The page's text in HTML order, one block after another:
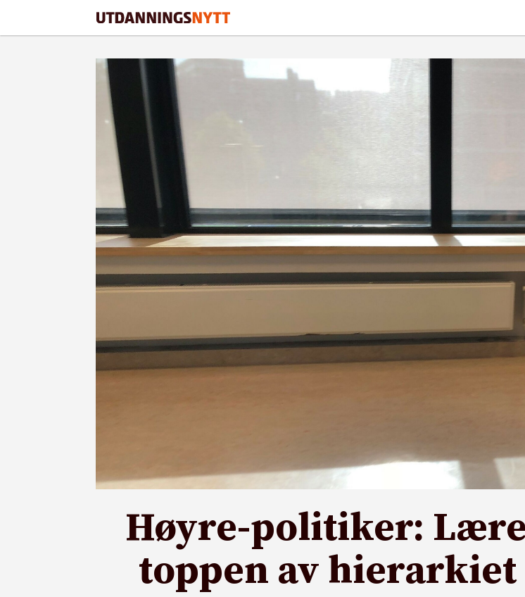
Høyre-politiker:
toppen av